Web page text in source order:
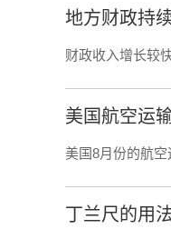
地方财政持
财政收入增长较
美国航空运
美国8月份的航
丁兰尺的用